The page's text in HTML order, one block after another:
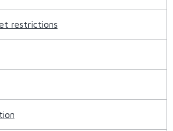
restrictions